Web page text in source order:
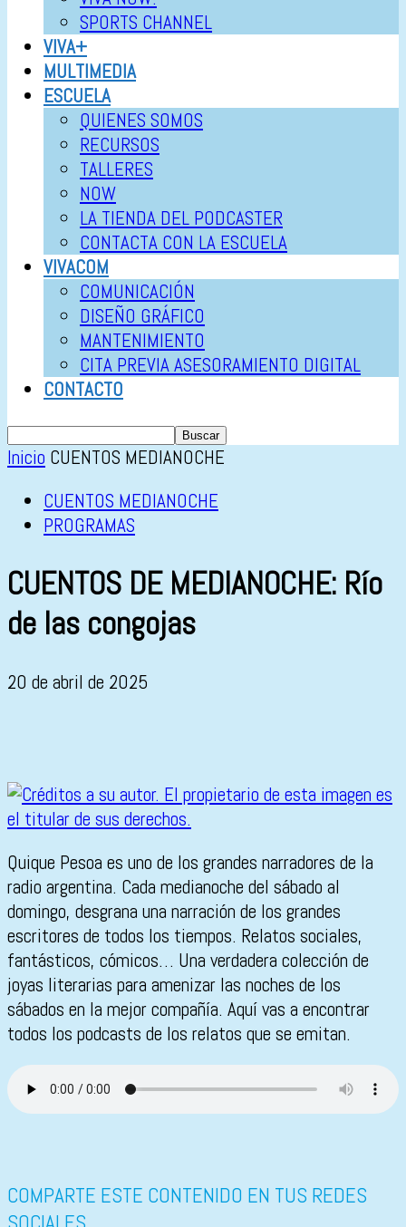
SPORTS CHANNEL
VIVA+
MULTIMEDIA
ESCUELA
QUIENES SOMOS
RECURSOS
TALLERES
NOW
LA TIENDA DEL PODCASTER
CONTACTA CON LA ESCUELA
VIVACOM
COMUNICACIÓN
DISEÑO GRÁFICO
MANTENIMIENTO
CITA PREVIA ASESORAMIENTO DIGITAL
CONTACTO
Inicio CUENTOS MEDIANOCHE
CUENTOS MEDIANOCHE
PROGRAMAS
CUENTOS DE MEDIANOCHE: Río
de las congojas
20 de abril de 2025
Quique Pesoa es uno de los grandes narradores de la
radio argentina. Cada medianoche del sábado al
domingo, desgrana una narración de los grandes
escritores de todos los tiempos. Relatos sociales,
fantásticos, cómicos… Una verdadera colección de
joyas literarias para amenizar las noches de los
sábados en la mejor compañía. Aquí vas a encontrar
todos los podcasts de los relatos que se emitan.
COMPARTE ESTE CONTENIDO EN TUS REDES